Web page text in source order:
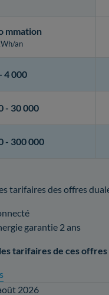
mmation
an
4 000
- 30 000
- 300 000
tarifaires des offres
garantie 2 ans
tarifaires de ces offres
2026